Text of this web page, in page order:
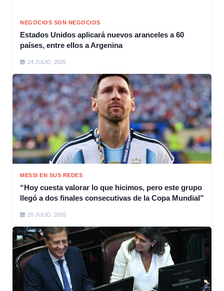
NEGOCIOS SON NEGOCIOS
Estados Unidos aplicará nuevos aranceles a 60
países, entre ellos a Argenina
24 JULIO, 2026
MESSI EN SUS REDES
“Hoy cuesta valorar lo que hicimos, pero este grupo
llegó a dos finales consecutivas de la Copa Mundial”
20 JULIO, 2026